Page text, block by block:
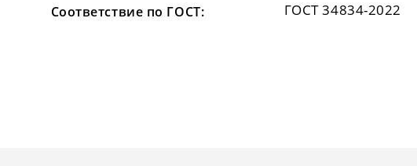
Соответствие по ГОСТ: ГОСТ 34834-2022